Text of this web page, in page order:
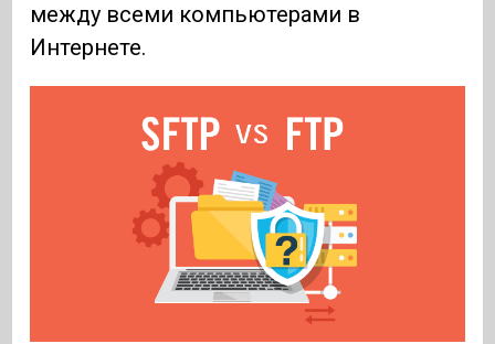
между всеми компьютерами в
Интернете.